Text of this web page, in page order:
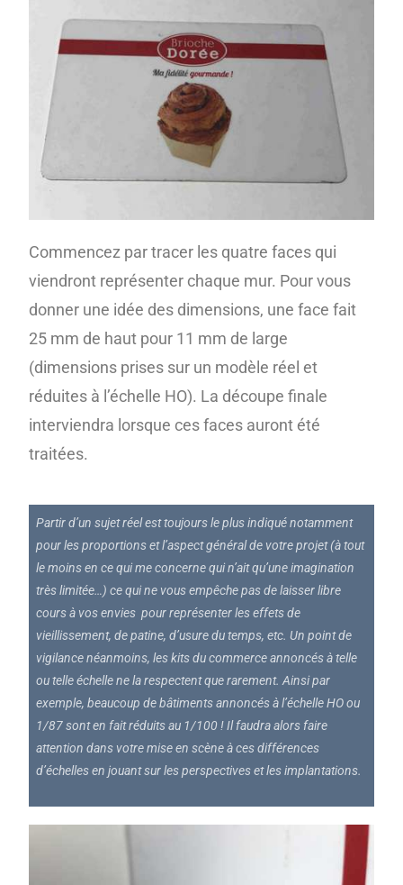
Commencez par tracer les quatre faces qui
viendront représenter chaque mur. Pour vous
donner une idée des dimensions, une face fait
25 mm de haut pour 11 mm de large
(dimensions prises sur un modèle réel et
réduites à l’échelle HO). La découpe finale
interviendra lorsque ces faces auront été
traitées.
Partir d’un sujet réel est toujours le plus indiqué notamment
pour les proportions et l’aspect général de votre projet (à tout
le moins en ce qui me concerne qui n’ait qu’une imagination
très limitée…) ce qui ne vous empêche pas de laisser libre
cours à vos envies pour représenter les effets de
vieillissement, de patine, d’usure du temps, etc. Un point de
vigilance néanmoins, les kits du commerce annoncés à telle
ou telle échelle ne la respectent que rarement. Ainsi par
exemple, beaucoup de bâtiments annoncés à l’échelle HO ou
1/87 sont en fait réduits au 1/100 ! Il faudra alors faire
attention dans votre mise en scène à ces différences
d’échelles en jouant sur les perspectives et les implantations.